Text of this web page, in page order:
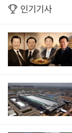
인기기사